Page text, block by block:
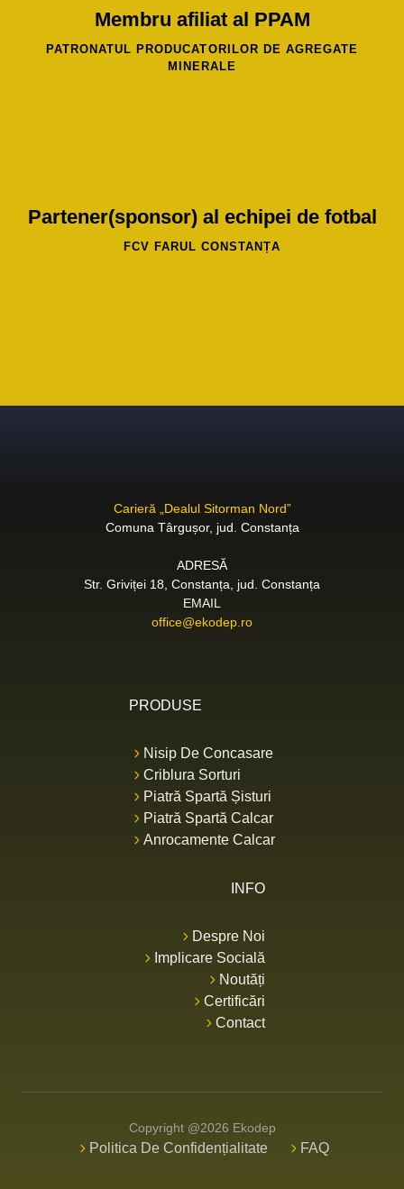
Membru afiliat al PPAM
PATRONATUL PRODUCATORILOR DE AGREGATE
MINERALE
Partener(sponsor) al echipei de fotbal
FCV FARUL CONSTANȚA
PRODUSE
Nisip De Concasare
Criblura Sorturi
Piatră Spartă Șisturi
Piatră Spartă Calcar
Anrocamente Calcar
Carieră „Dealul Sitorman Nord”
Comuna Târgușor, jud. Constanța
ADRESĂ
Str. Griviței 18, Constanța, jud. Constanța
EMAIL
office@ekodep.ro
INFO
Despre Noi
Implicare Socială
Noutăți
Certificări
Contact
Copyright @2026 Ekodep
Politica De Confidențialitate FAQ